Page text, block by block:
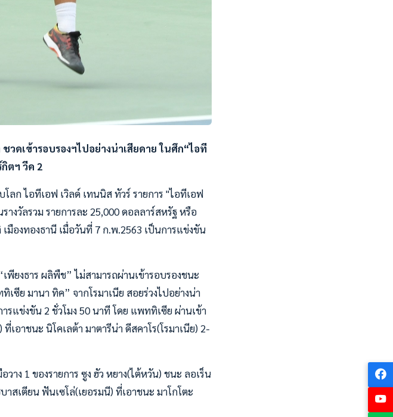
วดเข้ารอบรองฯไปอย่างน่าเสียดาย ในศึก“ไอที
กิตฯ วีค 2
ก ไอทีเอฟ เวิลด์ เทนนิส ทัวร์ รายการ "ไอทีเอฟ
างวัลรวม รายการละ 25,000 ดอลลาร์สหรัฐ หรือ
องทองธานี เมื่อวันที่ 7 ก.พ.2563 เป็นการแข่งขัน
ยงธาร ผลิพืช” ไม่สามารถผ่านเข้ารอบรองชนะ
ซีย มานา ทิค” จากโรมาเนีย สอยร่วงไปอย่างน่า
รแข่งขัน 2 ชั่วโมง 50 นาที โดย แพททิเซีย ผ่านเข้า
อาชนะ นิโคเลต้า มาตารีน่า ดีสคาโร(โรมาเนีย) 2-
าง 1 ของรายการ ซูง ฮัว หยาง(ไต้หวัน) ชนะ ลอเร็น
าสเตียน ฟันเซโล่(เยอรมนี) ที่เอาชนะ มาโกโตะ